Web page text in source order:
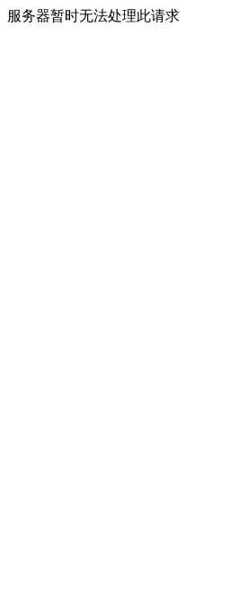
服务器暂时无法处理此请求